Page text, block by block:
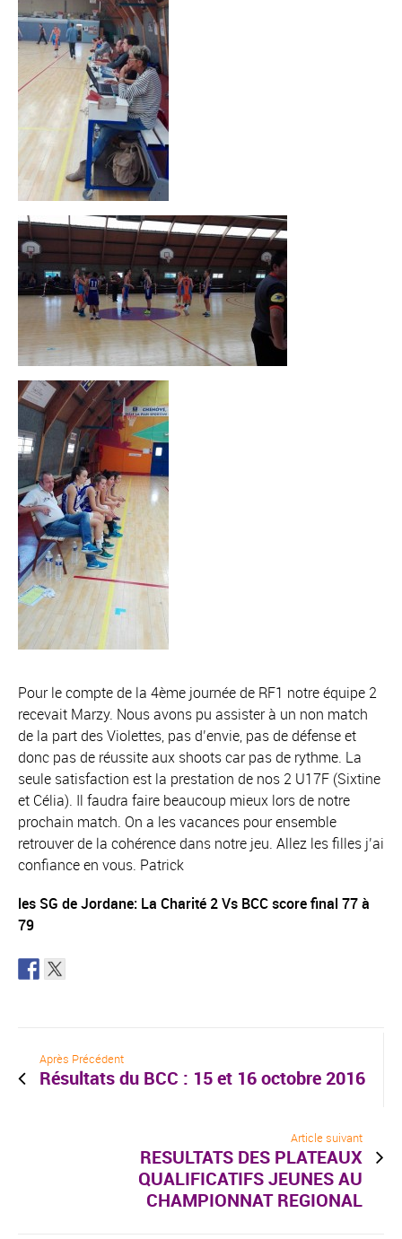
Pour le compte de la 4ème journée de RF1 notre équipe 2
recevait Marzy. Nous avons pu assister à un non match
de la part des Violettes, pas d’envie, pas de défense et
donc pas de réussite aux shoots car pas de rythme. La
seule satisfaction est la prestation de nos 2 U17F (Sixtine
et Célia). Il faudra faire beaucoup mieux lors de notre
prochain match. On a les vacances pour ensemble
retrouver de la cohérence dans notre jeu. Allez les filles j’ai
confiance en vous. Patrick
les SG de Jordane: La Charité 2 Vs BCC score final 77 à
79
Après Précédent
Résultats du BCC : 15 et 16 octobre 2016
Article suivant
RESULTATS DES PLATEAUX
QUALIFICATIFS JEUNES AU
CHAMPIONNAT REGIONAL